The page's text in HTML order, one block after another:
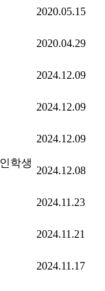
2020.05.15
2020.04.29
2024.12.09
2024.12.09
2024.12.09
학생
2024.12.08
2024.11.23
2024.11.21
2024.11.17